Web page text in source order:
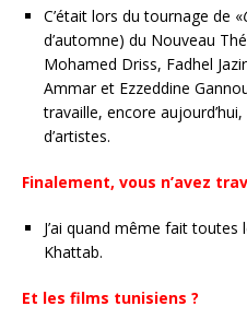
C’était lors du tournage de «
d’automne) du Nouveau
Mohamed Driss, Fadhel
Ammar et Ezzeddine
travaille, encore
d’artistes.
Finalement, vous n’avez
J’ai quand même fait
Khattab.
Et les films tunisiens ?